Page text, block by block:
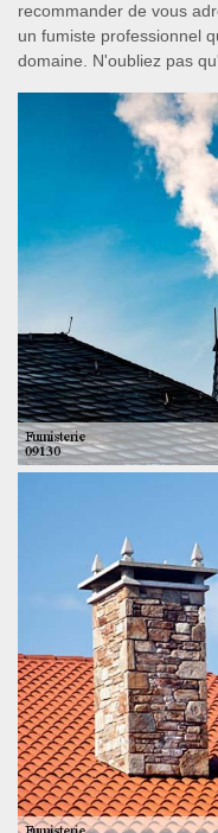
recommander de vous
un fumiste professionnel
domaine. N'oubliez pas